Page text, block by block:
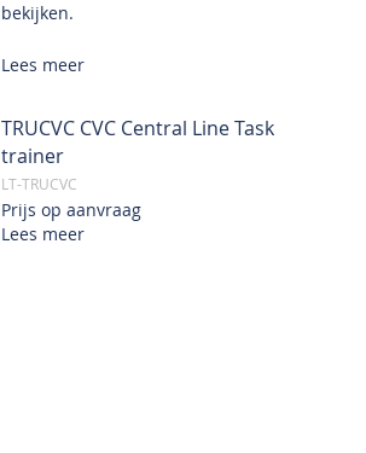
bekijken.
Lees meer
TRUCVC CVC Central Line Task
trainer
LT-TRUCVC
Prijs op aanvraag
Lees meer